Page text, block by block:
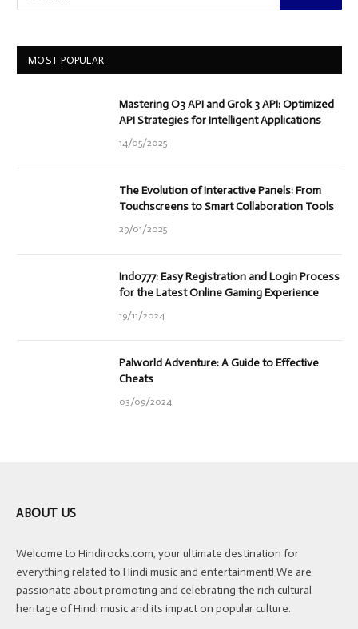
MOST POPULAR
Mastering O3 API and Grok 3 API: Optimized
API Strategies for Intelligent Applications
14/05/2025
The Evolution of Interactive Panels: From
Touchscreens to Smart Collaboration Tools
29/01/2025
Indo777: Easy Registration and Login Process
for the Latest Online Gaming Experience
19/11/2024
Palworld Adventure: A Guide to Effective
Cheats
03/09/2024
ABOUT US
Welcome to Hindirocks.com, your ultimate destination for
everything related to Hindi music and entertainment! We are
passionate about promoting and celebrating the rich cultural
heritage of Hindi music and its impact on popular culture.